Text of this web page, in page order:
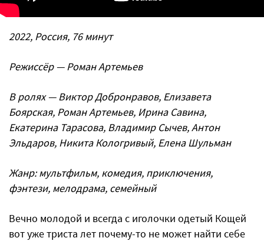
2022, Россия, 76 минут
Режиссёр — Роман Артемьев
В ролях — Виктор Добронравов, Елизавета
Боярская, Роман Артемьев, Ирина Савина,
Екатерина Тарасова, Владимир Сычев, Антон
Эльдаров, Никита Кологривый, Елена Шульман
Жанр: мультфильм, комедия, приключения,
фэнтези, мелодрама, семейный
Вечно молодой и всегда с иголочки одетый Кощей
вот уже триста лет почему-то не может найти себе